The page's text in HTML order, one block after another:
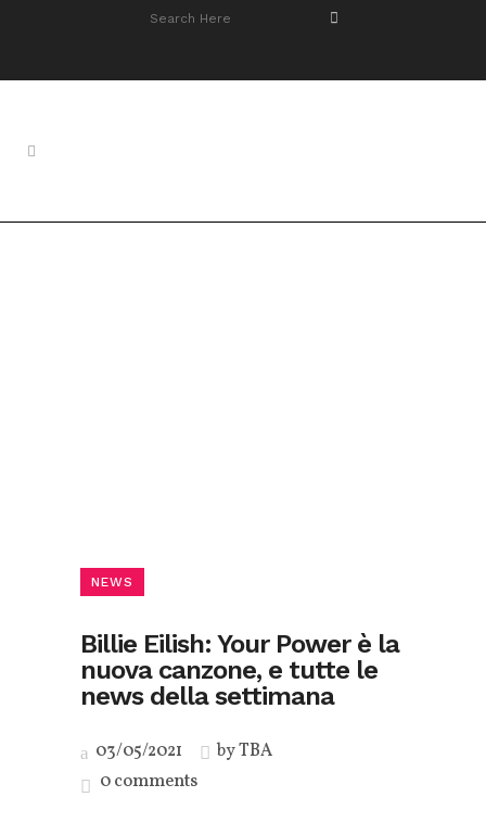
NEWS
Billie Eilish: Your Power è la
nuova canzone, e tutte le
news della settimana
03/05/2021 byTBA
0 comments